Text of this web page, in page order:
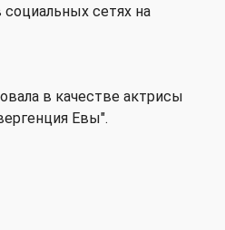
сетях на
в качестве актрисы
Евы".